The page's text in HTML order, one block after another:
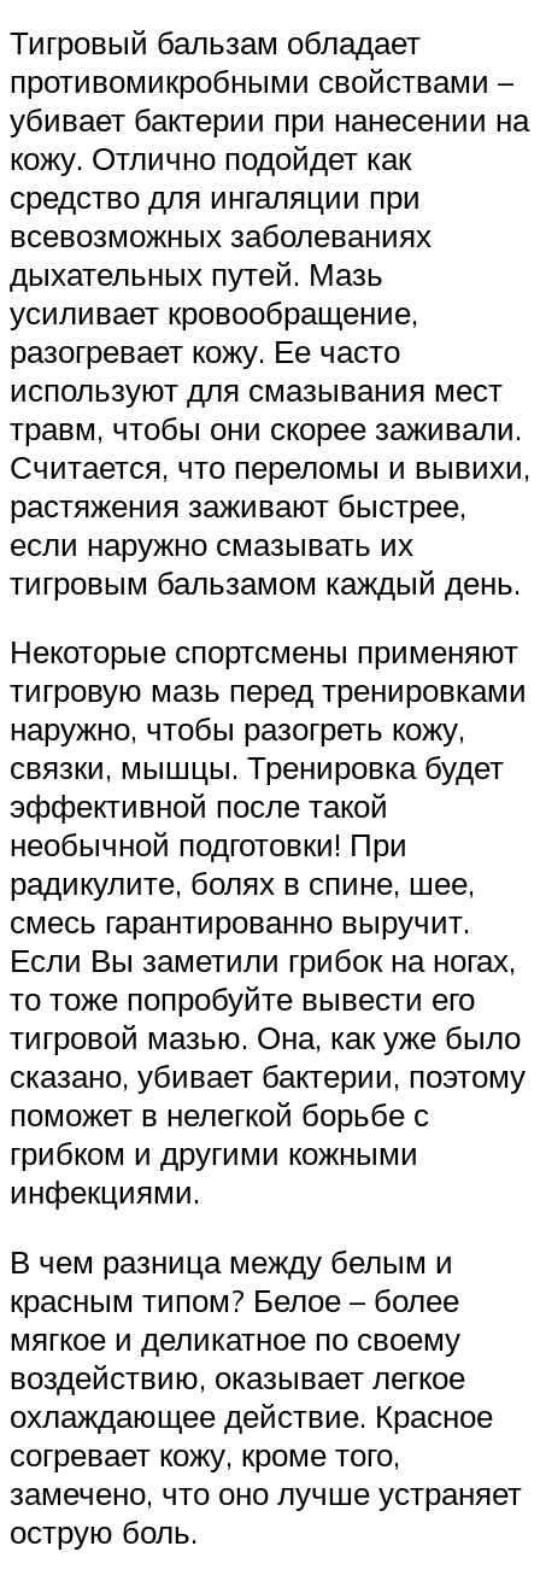
Тигровый бальзам обладает
противомикробными свойствами –
убивает бактерии при нанесении на
кожу. Отлично подойдет как
средство для ингаляции при
всевозможных заболеваниях
дыхательных путей. Мазь
усиливает кровообращение,
разогревает кожу. Ее часто
используют для смазывания мест
травм, чтобы они скорее заживали.
Считается, что переломы и вывихи,
растяжения заживают быстрее,
если наружно смазывать их
тигровым бальзамом каждый день.
Некоторые спортсмены применяют
тигровую мазь перед тренировками
наружно, чтобы разогреть кожу,
связки, мышцы. Тренировка будет
эффективной после такой
необычной подготовки! При
радикулите, болях в спине, шее,
смесь гарантированно выручит.
Если Вы заметили грибок на ногах,
то тоже попробуйте вывести его
тигровой мазью. Она, как уже было
сказано, убивает бактерии, поэтому
поможет в нелегкой борьбе с
грибком и другими кожными
инфекциями.
В чем разница между белым и
красным типом? Белое – более
мягкое и деликатное по своему
воздействию, оказывает легкое
охлаждающее действие. Красное
согревает кожу, кроме того,
замечено, что оно лучше устраняет
острую боль.